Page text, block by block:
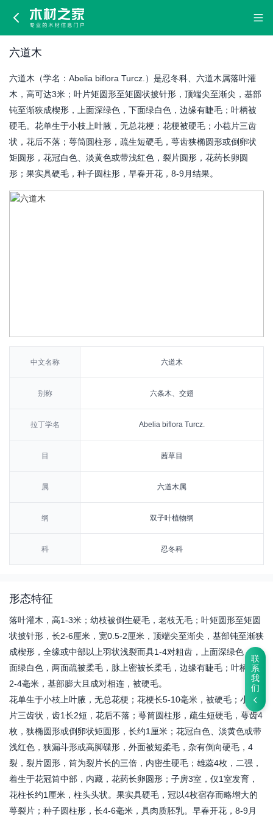
联
系
我
们
六
道
六道木
六道木（学名：Abelia biflora Turcz.）是忍冬科、六道木属落叶灌
木，高可达3米；叶片矩圆形至矩圆状披针形，顶端尖至渐尖，基部
钝至渐狭成楔形，上面深绿色，下面绿白色，边缘有睫毛；叶柄被
硬毛。花单生于小枝上叶腋，无总花梗；花梗被硬毛；小苞片三齿
状，花后不落；萼筒圆柱形，疏生短硬毛，萼齿狭椭圆形或倒卵状
矩圆形，花冠白色、淡黄色或带浅红色，裂片圆形，花药长卵圆
形；果实具硬毛，种子圆柱形，早春开花，8-9月结果。
中文名称 六道木
别称 六条木、交翅
拉丁学名 Abelia biflora Turcz.
目 茜草目
属 六道木属
纲 双子叶植物纲
科 忍冬科
形态特征
落叶灌木，高1-3米；幼枝被倒生硬毛，老枝无毛；叶矩圆形至矩圆
状披针形，长2-6厘米，宽0.5-2厘米，顶端尖至渐尖，基部钝至渐狭
成楔形，全缘或中部以上羽状浅裂而具1-4对粗齿，上面深绿色，下
面绿白色，两面疏被柔毛，脉上密被长柔毛，边缘有睫毛；叶柄长
2-4毫米，基部膨大且成对相连，被硬毛。
花单生于小枝上叶腋，无总花梗；花梗长5-10毫米，被硬毛；小苞
片三齿状，齿1长2短，花后不落；萼筒圆柱形，疏生短硬毛，萼齿4
枚，狭椭圆形或倒卵状矩圆形，长约1厘米；花冠白色、淡黄色或带
浅红色，狭漏斗形或高脚碟形，外面被短柔毛，杂有倒向硬毛，4
裂，裂片圆形，筒为裂片长的三倍，内密生硬毛；雄蕊4枚，二强，
着生于花冠筒中部，内藏，花药长卵圆形；子房3室，仅1室发育，
花柱长约1厘米，柱头头状。果实具硬毛，冠以4枚宿存而略增大的
萼裂片；种子圆柱形，长4-6毫米，具肉质胚乳。早春开花，8-9月